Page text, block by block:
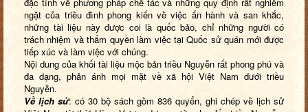
đặc tính về phương pháp chế tác và những quy định rất nghiêm
ngặt của triều đình phong kiến về việc ấn hành và san khắc,
những tài liệu này được coi là quốc bảo, chỉ những người có
trách nhiệm và thẩm quyền làm việc tại Quốc sử quán mới được
tiếp xúc và làm việc với chúng.
Nội dung của khối tài liệu mộc bản triều Nguyễn rất phong phú và
đa dạng, phản ánh mọi mặt về xã hội Việt Nam dưới triều
Nguyễn.
Về lịch sử: có 30 bộ sách gồm 836 quyển, ghi chép về lịch sử